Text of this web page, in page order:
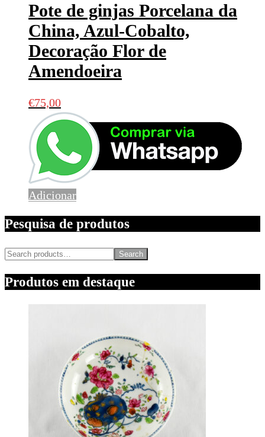
Pote de ginjas Porcelana da
China, Azul-Cobalto,
Decoração Flor de
Amendoeira
€75,00
Adicionar
Pesquisa de produtos
Search
Produtos em destaque